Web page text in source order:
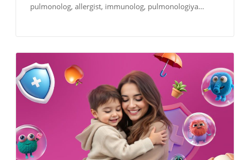
pulmonolog, allergist, immunolog, pulmonologiya...